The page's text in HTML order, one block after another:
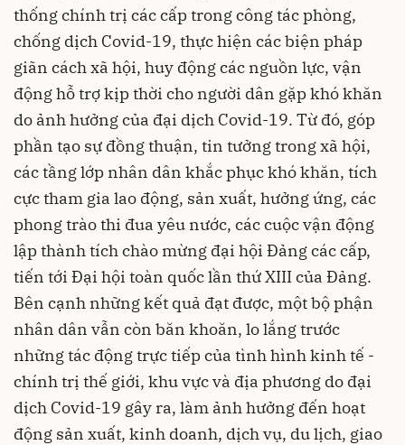
thống chính trị các cấp trong công tác phòng,
chống dịch Covid-19, thực hiện các biện pháp
giãn cách xã hội, huy động các nguồn lực, vận
động hỗ trợ kịp thời cho người dân gặp khó khăn
do ảnh hưởng của đại dịch Covid-19. Từ đó, góp
phần tạo sự đồng thuận, tin tưởng trong xã hội,
các tầng lớp nhân dân khắc phục khó khăn, tích
cực tham gia lao động, sản xuất, hưởng ứng, các
phong trào thi đua yêu nước, các cuộc vận động
lập thành tích chào mừng đại hội Đảng các cấp,
tiến tới Đại hội toàn quốc lần thứ XIII của Đảng.
Bên cạnh những kết quả đạt được, một bộ phận
nhân dân vẫn còn băn khoăn, lo lắng trước
những tác động trực tiếp của tình hình kinh tế -
chính trị thế giới, khu vực và địa phương do đại
dịch Covid-19 gây ra, làm ảnh hưởng đến hoạt
động sản xuất, kinh doanh, dịch vụ, du lịch, giao